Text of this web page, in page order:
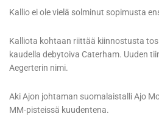
Kallio ei ole vielä solminut sopimusta
Kalliota kohtaan riittää kiinnostusta
kaudella debytoiva Caterham. Uuden
Aegerterin nimi.
Aki Ajon johtaman suomalaistalli Ajo
MM-pisteissä kuudentena.